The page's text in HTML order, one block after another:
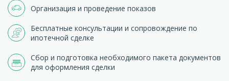
Организация и проведение показов
Бесплатные консультации и сопровождение по
ипотечной сделке
Сбор и подготовка необходимого пакета документов
для оформления сделки